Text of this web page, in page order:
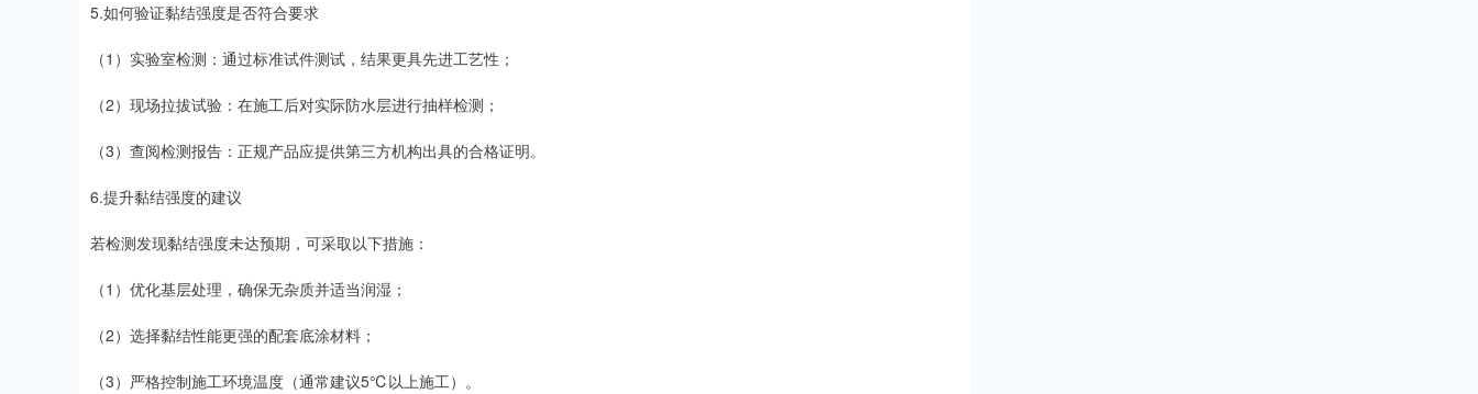
5.如何验证黏结强度是否符合要求
（1）实验室检测：通过标准试件测试，结果更具先进工艺性；
（2）现场拉拔试验：在施工后对实际防水层进行抽样检测；
（3）查阅检测报告：正规产品应提供第三方机构出具的合格证明。
6.提升黏结强度的建议
若检测发现黏结强度未达预期，可采取以下措施：
（1）优化基层处理，确保无杂质并适当润湿；
（2）选择黏结性能更强的配套底涂材料；
（3）严格控制施工环境温度（通常建议5℃以上施工）。